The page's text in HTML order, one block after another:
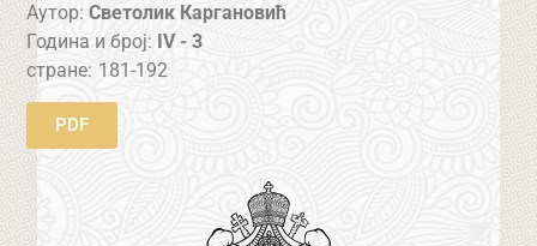
Аутор: Светолик Каргановић
Година и број: IV - 3
стране: 181-192
PDF